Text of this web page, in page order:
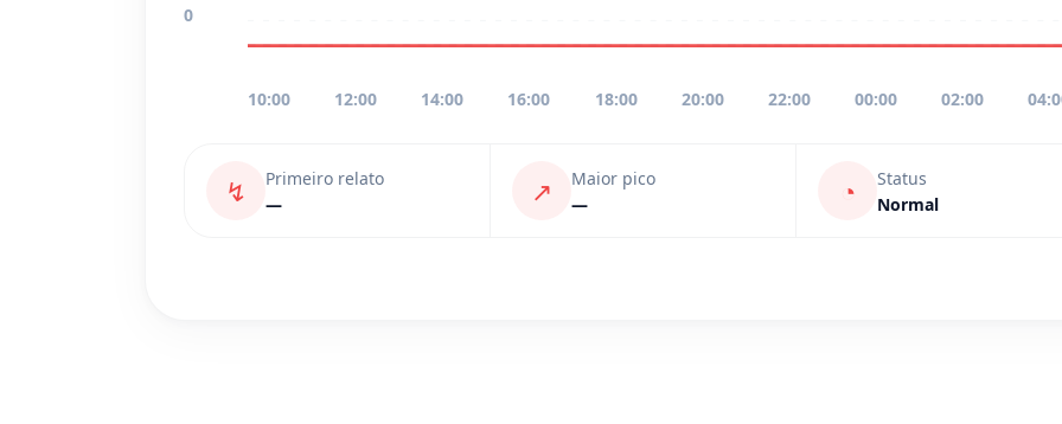
0
10:00 12:00 14:00 16:00 18:00 20:00 22:00 00:00 02:00
↯
Primeiro relato
—
↗
Maior pico
—
◔
Status
Normal